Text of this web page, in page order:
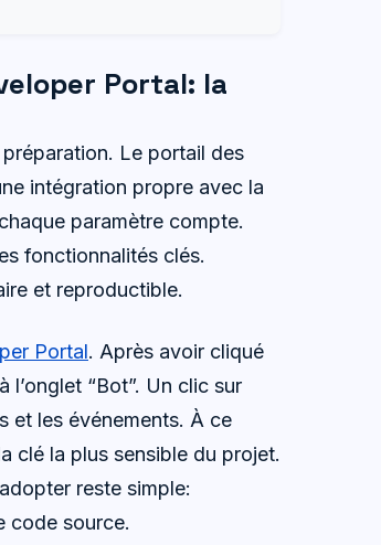
Portal: la
Le portail des
intégration propre avec la
paramètre compte.
fonctionnalités clés.
et reproductible.
Portal. Après avoir cliqué
l’onglet “Bot”. Un clic sur
et les événements. À ce
clé la plus sensible du projet.
reste simple:
code source.